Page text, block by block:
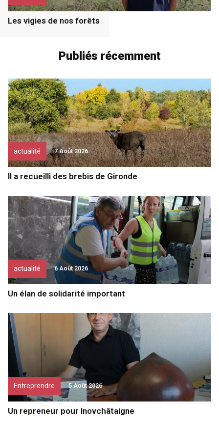
Les vigies de nos forêts
Publiés récemment
actualité 7 Août 2026
Il a recueilli des brebis de Gironde
actualité 6 Août 2026
Un élan de solidarité important
Entreprendre 5 Août 2026
Un repreneur pour Inovchâtaigne